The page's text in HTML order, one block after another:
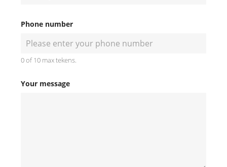
Phone number
0 of 10 max tekens.
Your message